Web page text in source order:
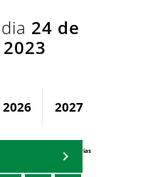
24 de
2026 2027
Agenda Secretárias